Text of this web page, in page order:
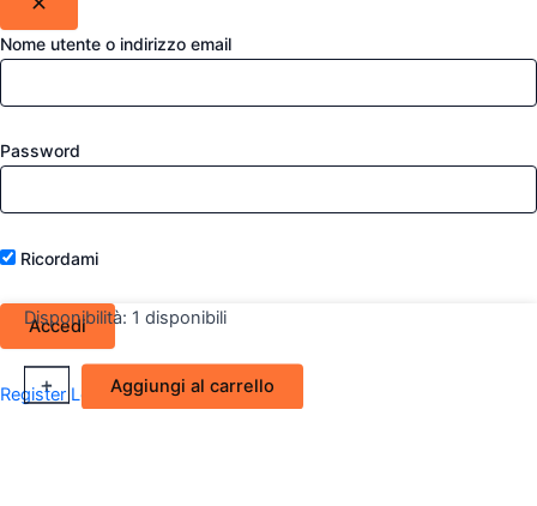
Nome utente o indirizzo email
Password
Ricordami
Register Lost your password?
Disponibilità: 1 disponibili
-
Retrovisore
Esterno
+ Aggiungi al carrello